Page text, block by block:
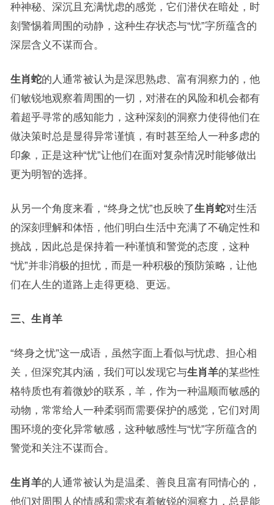
种神秘、深沉且充满忧虑的感觉，它们潜伏在暗处，时
刻警惕着周围的动静，这种生存状态与“忧”字所蕴含的
深层含义不谋而合。
生肖蛇的人通常被认为是深思熟虑、富有洞察力的，他
们敏锐地观察着周围的一切，对潜在的风险和机会都有
着超乎寻常的感知能力，这种深刻的洞察力使得他们在
做决策时总是显得异常谨慎，有时甚至给人一种多虑的
印象，正是这种“忧”让他们在面对复杂情况时能够做出
更为明智的选择。
从另一个角度来看，“终身之忧”也反映了生肖蛇对生活
的深刻理解和体悟，他们明白生活中充满了不确定性和
挑战，因此总是保持着一种谨慎和警觉的态度，这种
“忧”并非消极的担忧，而是一种积极的预防策略，让他
们在人生的道路上走得更稳、更远。
三、生肖羊
“终身之忧”这一成语，虽然字面上看似与忧虑、担心相
关，但深究其内涵，我们可以发现它与生肖羊的某些性
格特质也有着微妙的联系，羊，作为一种温顺而敏感的
动物，常常给人一种柔弱而需要保护的感觉，它们对周
围环境的变化异常敏感，这种敏感性与“忧”字所蕴含的
警觉和关注不谋而合。
生肖羊的人通常被认为是温柔、善良且富有同情心的，
他们对周围人的情感和需求有着敏锐的洞察力，总是能